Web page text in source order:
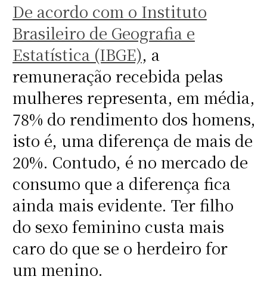
De acordo com o Instituto
Brasileiro de Geografia e
Estatística (IBGE), a
remuneração recebida pelas
mulheres representa, em média,
78% do rendimento dos homens,
isto é, uma diferença de mais de
20%. Contudo, é no mercado de
consumo que a diferença fica
ainda mais evidente. Ter filho
do sexo feminino custa mais
caro do que se o herdeiro for
um menino.